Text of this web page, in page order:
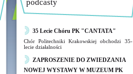
podcasty
35 Lecie Chóru PK "CANTATA"
Chór Politechniki Krakowskiej obchodzi 35-
lecie działalności
ZAPROSZENIE DO ZWIEDZANIA
NOWEJ WYSTAWY W MUZEUM PK